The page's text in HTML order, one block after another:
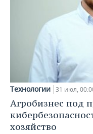
Технологии 31 июл,
Агробизнес под
хозяйство